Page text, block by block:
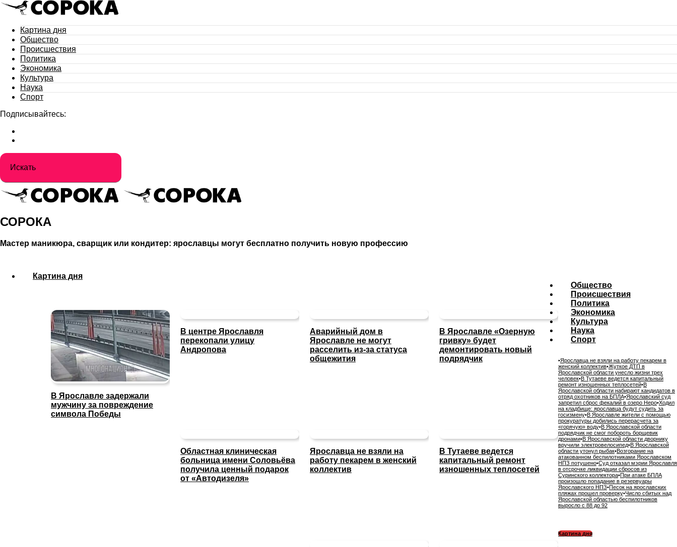
Картина дня
Общество
Происшествия
Политика
Экономика
Культура
Наука
Спорт
Подписывайтесь:
СОРОКА
Мастер маникюра, сварщик или кондитер: ярославцы могут бесплатно получить новую профессию
Картина дня
В Ярославле задержали
мужчину за повреждение
символа Победы
В центре Ярославля
перекопали улицу
Андропова
Аварийный дом в
Ярославле не могут
расселить из-за статуса
общежития
В Ярославле «Озерную
гривку» будет
демонтировать новый
подрядчик
Областная клиническая
больница имени Соловьёва
получила ценный подарок
от «Автодизеля»
Общество
Ярославца не взяли на
работу пекарем в женский
коллектив
В Тутаеве ведется
капитальный ремонт
изношенных теплосетей
Происшествия
Политика
Экономика
Культура
Наука
Спорт
•Ярославца не взяли на работу пекарем в
женский коллектив•Жуткое ДТП в
Ярославской области унесло жизни трех
человек•В Тутаеве ведется капитальный
ремонт изношенных теплосетей•В
Ярославской области набирают кандидатов в
отряд охотников на БПЛА•Ярославский суд
запретил сброс фекалий в озеро Неро•Ходил
на кладбище: ярославца будут судить за
госизмену•В Ярославле жители с помощью
прокуратуры добились перерасчета за
«горячую» воду•В Ярославской области
подрядчик не смог побороть борщевик
дронами•В Ярославской области дворнику
вручили электровелосипед•В Ярославской
области утонул рыбак•Возгорание на
атакованном беспилотниками Ярославском
НПЗ потушено•Суд отказал мэрии Ярославля
в отсрочке ликвидации сбросов из
Суринского коллектора•При атаке БПЛА
произошло попадание в резервуары
Ярославского НПЗ•Песок на ярославских
пляжах прошел проверку•Число сбитых над
Ярославской областью беспилотников
выросло с 88 до 92
Картина дня